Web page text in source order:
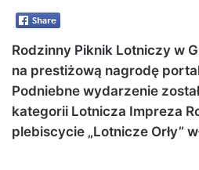
Rodzinny Piknik Lotniczy w
na prestiżową nagrodę
Podniebne wydarzenie
kategorii Lotnicza Impreza
plebiscycie „Lotnicze Orły”